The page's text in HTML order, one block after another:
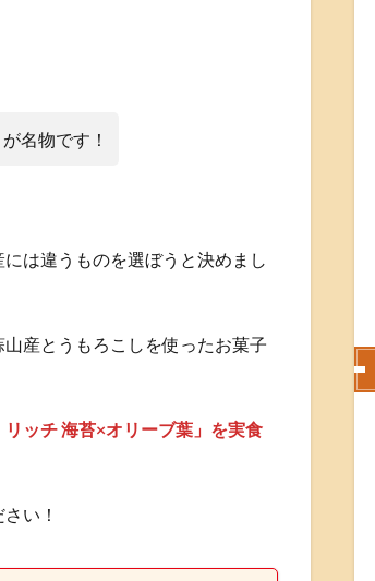
名物です！
は違うものを選ぼうと決めまし
産とうもろこしを使ったお菓子
ッチ 海苔×オリーブ葉」を実食
い！